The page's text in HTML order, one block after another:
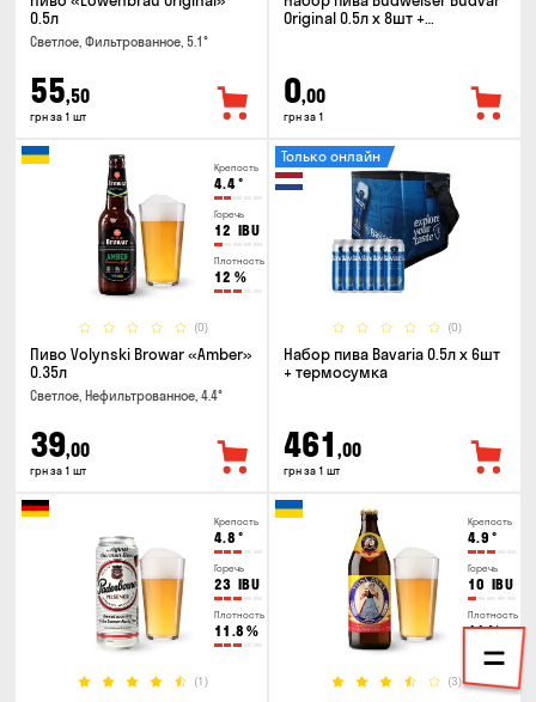
0.5л
Светлое, Фильтрованное, 5.1°
55,50
грн за 1 шт
Original 0.5л x 8шт +
0,00
грн за 1
Крепость
4.4°
Горечь
12 IBU
Плотность
12 %
(0)
Пиво Volynski Browar «Amber»
0.35л
Светлое, Нефильтрованное, 4.4°
39,00
грн за 1 шт
(0)
Только онлайн
Набор пива Bavaria 0.5л х 6шт
+ термосумка
461 ,00
грн за 1 шт
Крепость
4.8 °
Горечь
23 IBU
Плотность
11.8 %
(1)
Крепость
4.9 °
Горечь
10 IBU
Плотность
11%
(3)